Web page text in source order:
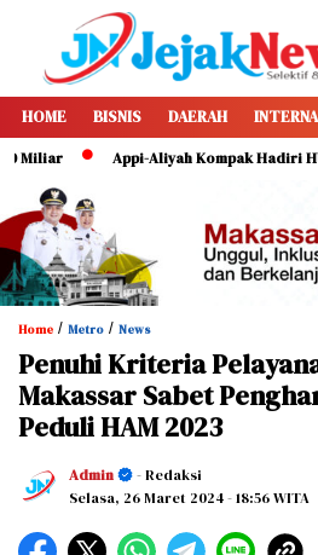
HOME BISNIS DAERAH
Appi-Aliyah Kompak Hadiri HUT
Home / Metro / News
Penuhi Kriteria
Makassar Sabet
Peduli HAM 2023
Admin
- Redaksi
Selasa, 26 Maret 2024- 18:56 WITA